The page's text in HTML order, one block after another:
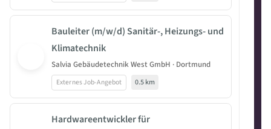
Bauleiter (m/w/d) Sanitär-, Heizungs- und
Klimatechnik
Salvia Gebäudetechnik West GmbH · Dortmund
Externes Job-Angebot 0.5 km
Hardwareentwickler für